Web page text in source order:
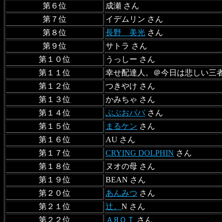
第６位
成瀬 さん
第７位
イデムリン さん
第８位
長野 美光 さん
第９位
サトラ さん
第１０位
うっしー さん
第１１位
幸せ配達人。＠今日は悲しい三
第１２位
つきやけ さん
第１３位
かみちゃ さん
第１４位
ぶぶおパパさん
第１５位
まるケン さん
第１６位
AU さん
第１７位
CRYING DOLPHIN さん
第１８位
ヌオの母 さん
第１９位
BEAN さん
第２０位
あんみつ さん
第２１位
辻。 N さん
第２２位
ＡЯＯＴ さん